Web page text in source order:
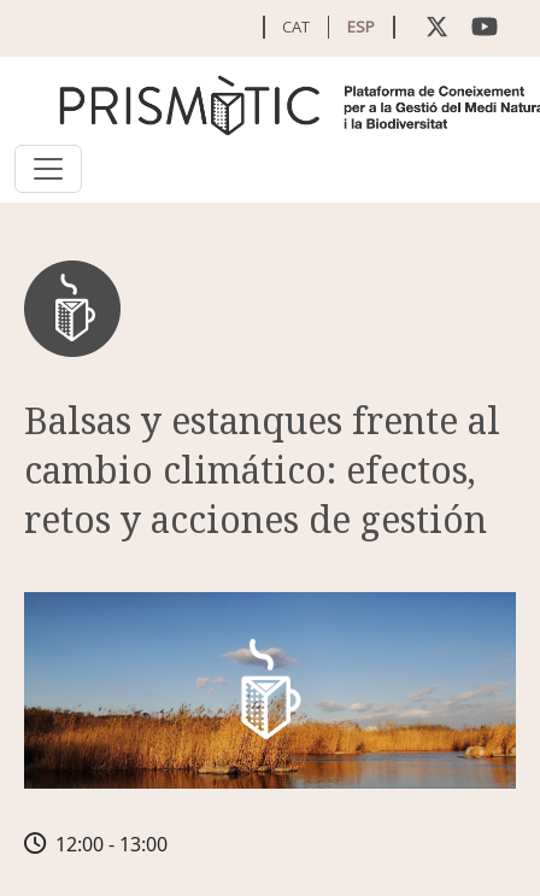
CAT ESP
Balsas y estanques frente al
cambio climático: efectos,
retos y acciones de gestión
12:00 - 13:00